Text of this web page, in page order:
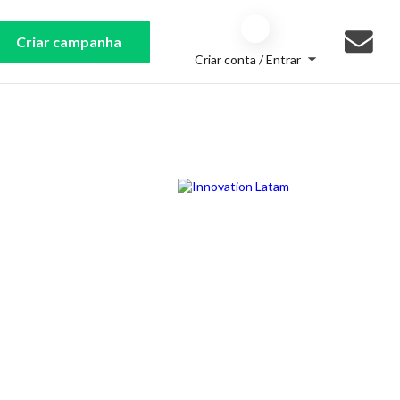
Criar campanha
Criar conta / Entrar